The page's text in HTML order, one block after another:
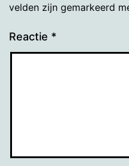
velden zijn gemarkeerd
Reactie *